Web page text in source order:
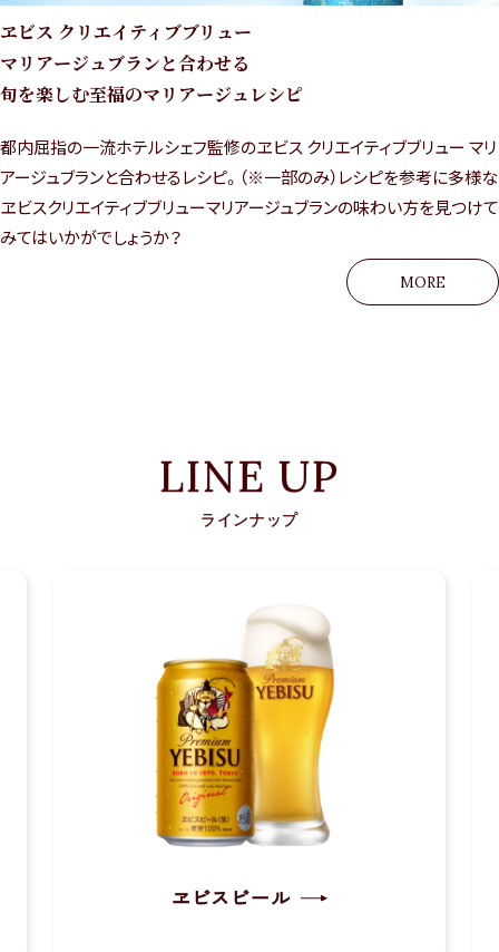
ヱビス クリエイティブブリュー
マリアージュブランと合わせる
旬を楽しむ至福のマリアージュレシピ
都内屈指の一流ホテルシェフ監修のヱビス クリエイティブブリュー マリ
アージュブランと合わせるレシピ。（※一部のみ）レシピを参考に多様な
ヱビスクリエイティブブリューマリアージュブランの味わい方を見つけて
みてはいかがでしょうか？
MORE
LINE UP
ラインナップ
ヱビスビール